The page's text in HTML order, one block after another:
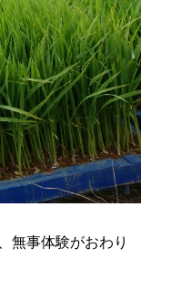
無事体験がおわり